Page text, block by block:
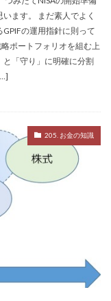
ます。 まだ素人でよく
の運用指針に則って
ポートフォリオを組む上
「守り」に明確に分割
205. お金の知識